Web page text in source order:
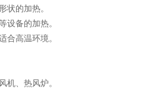
状的加热。
设备的加热。
合高温环境。
机、热风炉。